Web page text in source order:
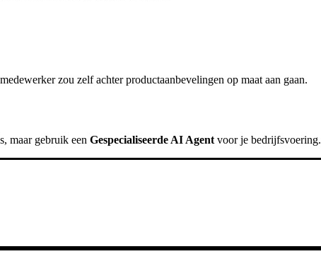
zou zelf achterproductaanbevelingen op maataan gaan.
maar gebruik een Gespecialiseerde AI Agent voor je bedrijfsvoering.